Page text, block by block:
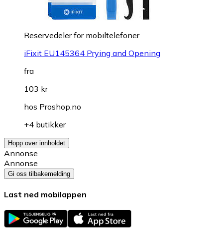
Reservedeler for mobiltelefoner
iFixit EU145364 Prying and Opening
fra
103 kr
hos Proshop.no
+4 butikker
Hopp over innholdet
Annonse
Annonse
Gi oss tilbakemelding
Last ned mobilappen